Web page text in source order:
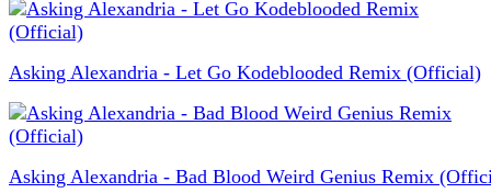
Asking Alexandria - Let Go Kodeblooded Remix (Official)
Asking Alexandria - Bad Blood Weird Genius Remix